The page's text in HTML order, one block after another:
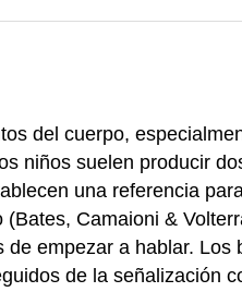
del cuerpo,
niños suelen producir
una referencia
Camaioni &
empezar a hablar. Los
de la señalización